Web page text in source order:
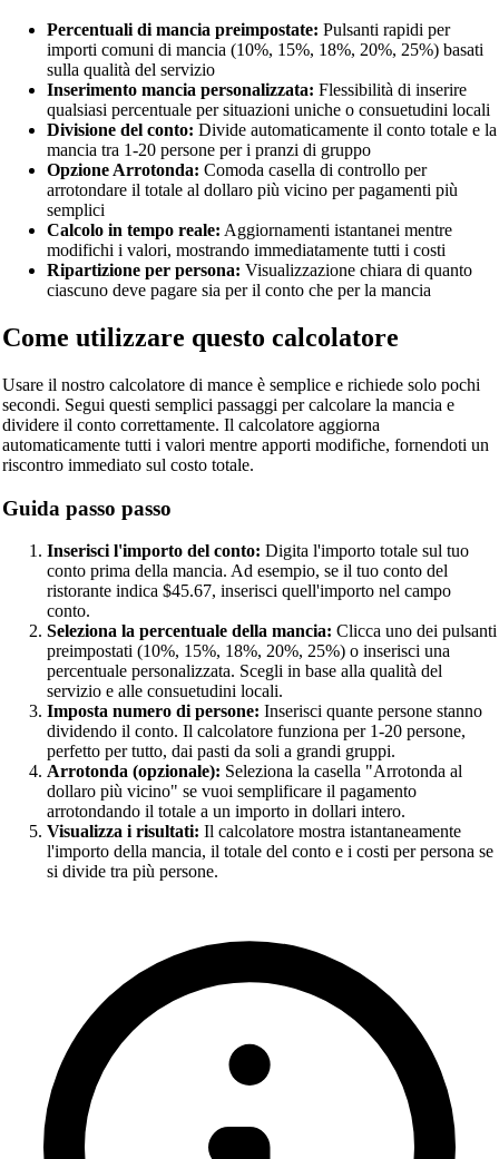
Percentuali di mancia preimpostate: Pulsanti rapidi per
importi comuni di mancia (10%, 15%, 18%, 20%, 25%) basati
sulla qualità del servizio
Inserimento mancia personalizzata: Flessibilità di inserire
qualsiasi percentuale per situazioni uniche o consuetudini locali
Divisione del conto: Divide automaticamente il conto totale e la
mancia tra 1-20 persone per i pranzi di gruppo
Opzione Arrotonda: Comoda casella di controllo per
arrotondare il totale al dollaro più vicino per pagamenti più
semplici
Calcolo in tempo reale: Aggiornamenti istantanei mentre
modifichi i valori, mostrando immediatamente tutti i costi
Ripartizione per persona: Visualizzazione chiara di quanto
ciascuno deve pagare sia per il conto che per la mancia
Come utilizzare questo calcolatore
Usare il nostro calcolatore di mance è semplice e richiede solo pochi
secondi. Segui questi semplici passaggi per calcolare la mancia e
dividere il conto correttamente. Il calcolatore aggiorna
automaticamente tutti i valori mentre apporti modifiche, fornendoti un
riscontro immediato sul costo totale.
Guida passo passo
Inserisci l'importo del conto: Digita l'importo totale sul tuo
conto prima della mancia. Ad esempio, se il tuo conto del
ristorante indica $45.67, inserisci quell'importo nel campo
conto.
Seleziona la percentuale della mancia: Clicca uno dei pulsanti
preimpostati (10%, 15%, 18%, 20%, 25%) o inserisci una
percentuale personalizzata. Scegli in base alla qualità del
servizio e alle consuetudini locali.
Imposta numero di persone: Inserisci quante persone stanno
dividendo il conto. Il calcolatore funziona per 1-20 persone,
perfetto per tutto, dai pasti da soli a grandi gruppi.
Arrotonda (opzionale): Seleziona la casella "Arrotonda al
dollaro più vicino" se vuoi semplificare il pagamento
arrotondando il totale a un importo in dollari intero.
Visualizza i risultati: Il calcolatore mostra istantaneamente
l'importo della mancia, il totale del conto e i costi per persona se
si divide tra più persone.